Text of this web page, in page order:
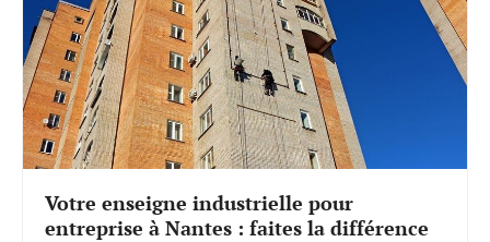
Votre enseigne industrielle pour
entreprise à Nantes : faites la différence